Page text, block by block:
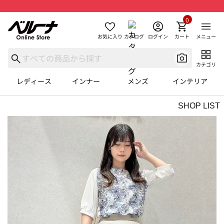
お気に入り カタログ ログイン カート
0
メニュー
カテゴリ
レディース インナー メンズ インテリア
SHOP LIST